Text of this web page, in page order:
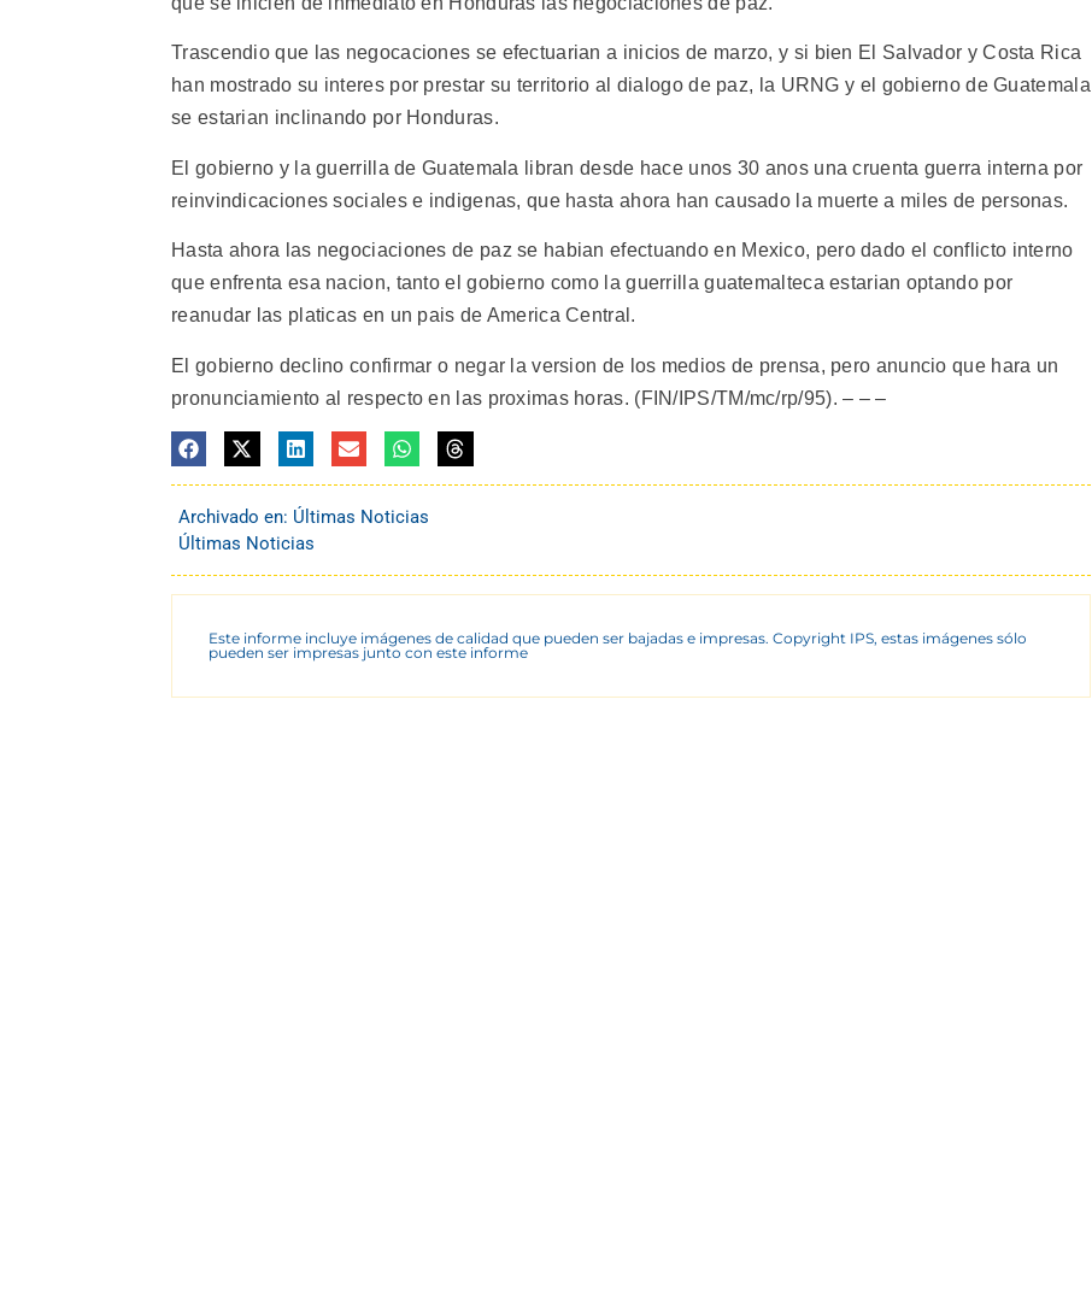
Trascendio que las negocaciones se efectuarian a inicios de marzo, y si bien El Salvador y Costa Rica
han mostrado su interes por prestar su territorio al dialogo de paz, la URNG y el gobierno de Guatemala
se estarian inclinando por Honduras.
El gobierno y la guerrilla de Guatemala libran desde hace unos 30 anos una cruenta guerra interna por
reinvindicaciones sociales e indigenas, que hasta ahora han causado la muerte a miles de personas.
Hasta ahora las negociaciones de paz se habian efectuando en Mexico, pero dado el conflicto interno
que enfrenta esa nacion, tanto el gobierno como la guerrilla guatemalteca estarian optando por
reanudar las platicas en un pais de America Central.
El gobierno declino confirmar o negar la version de los medios de prensa, pero anuncio que hara un
pronunciamiento al respecto en las proximas horas. (FIN/IPS/TM/mc/rp/95). – – –
Archivado en: Últimas Noticias
Últimas Noticias
Este informe incluye imágenes de calidad que pueden ser bajadas e impresas. Copyright IPS, estas imágenes sólo
pueden ser impresas junto con este informe